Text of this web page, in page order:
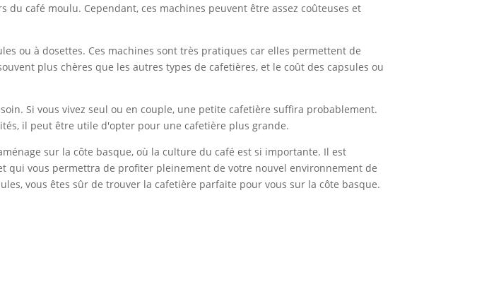
café moulu. Cependant, ces machines peuvent être assez coûteuses et
ou à dosettes. Ces machines sont très pratiques car elles permettent de
plus chères que les autres types de cafetières, et le coût des capsules ou
Si vous vivez seul ou en couple, une petite cafetière suffira probablement.
il peut être utile d'opter pour une cafetière plus grande.
sur la côte basque, où la culture du café est si importante. Il est
qui vous permettra de profiter pleinement de votre nouvel environnement de
vous êtes sûr de trouver la cafetière parfaite pour vous sur la côte basque.